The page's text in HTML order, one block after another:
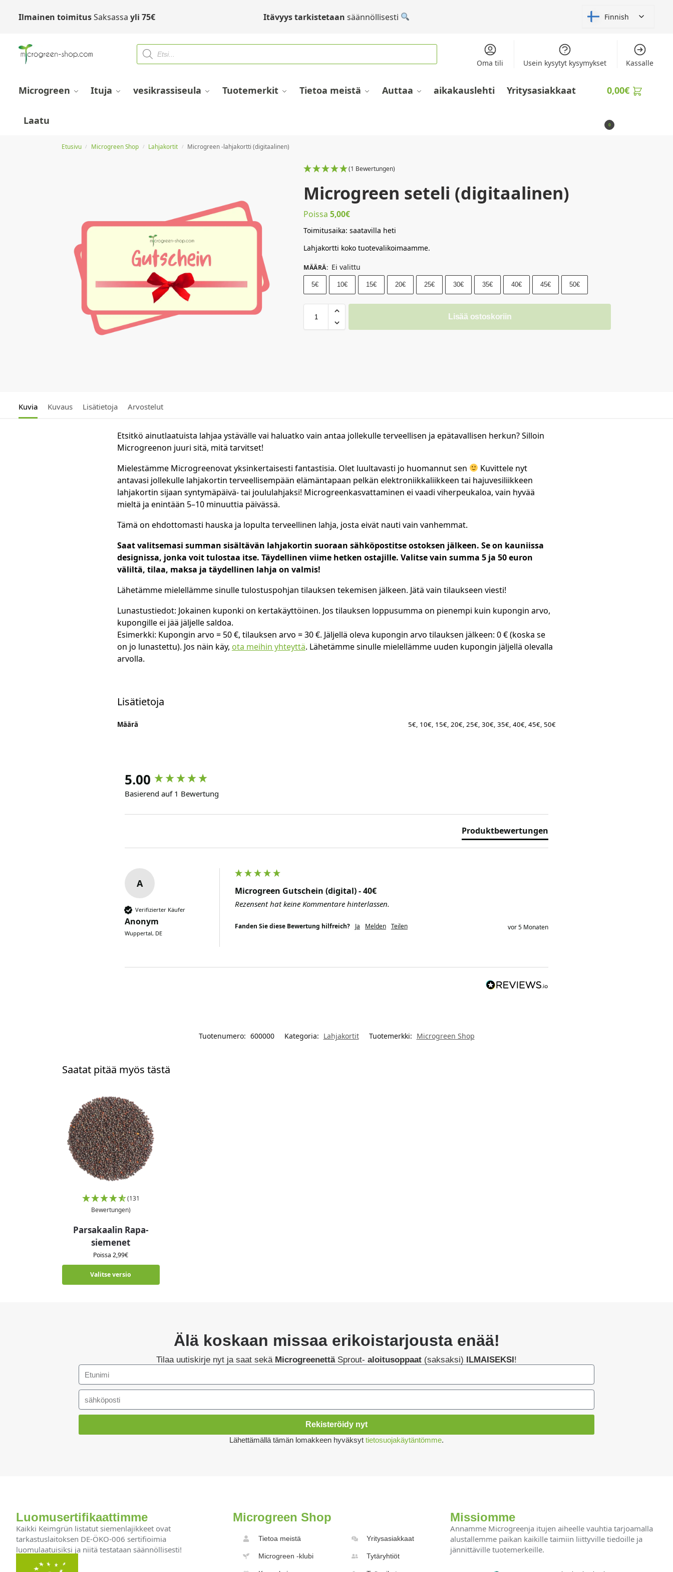
Ilmainen toimitusSaksassa yli 75€ Itävyys tarkistetaan säännöllisesti Finnish
Oma tili Usein kysytyt kysymykset Kassalle
Microgreen Ituja vesikrassiseula Tuotemerkit Tietoa meistä Auttaa aikakauslehti Yritysasiakkaat
Laatu
0,00€
0
Etusivu / Microgreen Shop / Lahjakortit / Microgreen -lahjakortti (digitaalinen)
(1 Bewertungen)
Microgreen seteli (digitaalinen)
Poissa5,00€
Toimitusaika: saatavilla heti
Lahjakortti koko tuotevalikoimaamme.
MÄÄRÄ: Ei valittu
5€ 10€ 15€ 20€ 25€ 30€ 35€ 40€ 45€ 50€
Lisää ostoskoriin
Kuvia Kuvaus Lisätietoja Arvostelut
Etsitkö ainutlaatuista lahjaa ystävälle vai haluatko vain antaa jollekulle terveellisen ja epätavallisen herkun? Silloin
Microgreenon juuri sitä, mitä tarvitset!
Mielestämme Microgreenovat yksinkertaisesti fantastisia. Olet luultavasti jo huomannut sen
Kuvittele nyt
antavasi jollekulle lahjakortin terveellisempään elämäntapaan pelkän elektroniikkaliikkeen tai hajuvesiliikkeen
lahjakortin sijaan syntymäpäivä- tai joululahjaksi! Microgreenkasvattaminen ei vaadi viherpeukaloa, vain hyvää
mieltä ja enintään 5–10 minuuttia päivässä.
Tämä on ehdottomasti hauska ja lopulta terveellinen lahja, josta eivät nauti vain vanhemmat.
Saat valitsemasi summan sisältävän lahjakortin suoraan sähköpostitse ostoksen jälkeen. Se on kauniissa
designissa, jonka voit tulostaa itse. Täydellinen viime hetken ostajille. Valitse vain summa 5 ja 50 euron
väliltä, ​​tilaa, maksa ja täydellinen lahja on valmis!
Lähetämme mielellämme sinulle tulostuspohjan tilauksen tekemisen jälkeen. Jätä vain tilaukseen viesti!
Lunastustiedot: Jokainen kuponki on kertakäyttöinen. Jos tilauksen loppusumma on pienempi kuin kupongin arvo,
kupongille ei jää jäljelle saldoa.
Esimerkki: Kupongin arvo = 50 €, tilauksen arvo = 30 €. Jäljellä oleva kupongin arvo tilauksen jälkeen: 0 € (koska se
on jo lunastettu). Jos näin käy, ota meihin yhteyttä. Lähetämme sinulle mielellämme uuden kupongin jäljellä olevalla
arvolla.
Lisätietoja
Määrä 5€, 10€, 15€, 20€, 25€, 30€, 35€, 40€, 45€, 50€
5.00
Basierend auf 1 Bewertung
Produktbewertungen
A
Verifizierter Käufer
Anonym
Wuppertal, DE
Microgreen Gutschein (digital) - 40€
Rezensent hat keine Kommentare hinterlassen.
Fanden Sie diese Bewertung hilfreich? Ja Melden Teilen vor 5 Monaten
Tuotenumero: 600000 Kategoria: Lahjakortit Tuotemerkki: Microgreen Shop
Saatat pitää myös tästä
(131
Bewertungen)
Parsakaalin Rapa-
siemenet
Poissa2,99€
Valitse versio
Älä koskaan missaa erikoistarjousta enää!
Tilaa uutiskirje nyt ja saat sekä MicrogreenettäSprout- aloitusoppaat (saksaksi) ILMAISEKSI!
Rekisteröidy nyt
Lähettämällä tämän lomakkeen hyväksyt tietosuojakäytäntömme.
Luomusertifikaattimme
Kaikki Keimgrün listatut siemenlajikkeet ovat
tarkastuslaitoksen DE-ÖKO-006 sertifioimia
luomulaatuisiksi ja niitä testataan säännöllisesti!
Microgreen Shop
Tietoa meistä
Microgreen -klubi
Yritysasiakkaat
Tytäryhtiöt
Missiomme
Annamme Microgreenja itujen aiheelle vauhtia tarjoamalla
alustallemme paikan kaikille taimiin liittyville tiedoille ja
jännittäville tuotemerkeille.